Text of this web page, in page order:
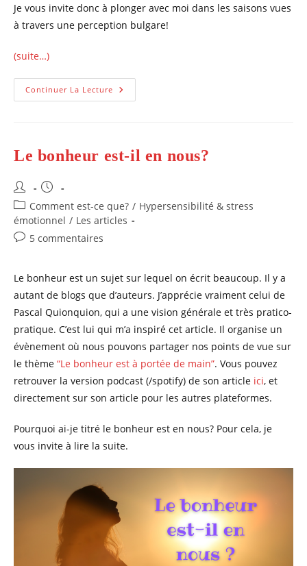
Je vous invite donc à plonger avec moi dans les saisons vues
à travers une perception bulgare!
(suite…)
Continuer La Lecture Comment
Les
Sourire?
Le bonheur est-il en nous?
Auteur/autrice
de
la
publication :
Publication
publiée :
Post
category:
Comment est-ce que? / Hypersensibilité & stress
émotionnel / Les articles
Commentaires
publication :
5 commentaires
Le bonheur est un sujet sur lequel on écrit beaucoup. Il y a
autant de blogs que d’auteurs. J’apprécie vraiment celui de
Pascal Quionquion, qui a une vision générale et très pratico-
pratique. C’est lui qui m’a inspiré cet article. Il organise un
évènement où nous pouvons partager nos points de vue sur
le thème “Le bonheur est à portée de main”. Vous pouvez
retrouver la version podcast (/spotify) de son article ici, et
directement sur son article pour les autres plateformes.
Pourquoi ai-je titré le bonheur est en nous? Pour cela, je
vous invite à lire la suite.